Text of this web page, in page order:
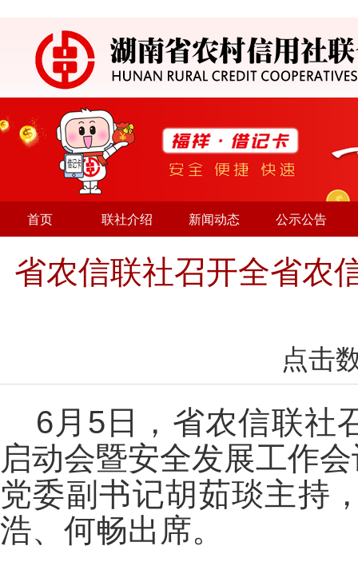
首页 联社介绍 新闻动态 公示公告
省农信联社召开全省农
点击
6月5日，省农信联社
启动会暨安全发展工作
党委副书记胡茹琰主持
浩、何畅出席。